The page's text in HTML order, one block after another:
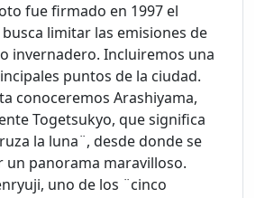
fue firmado en 1997 el
limitar las emisiones de
invernadero. Incluiremos una
puntos de la ciudad.
conoceremos Arashiyama,
Togetsukyo, que significa
la luna¨, desde donde se
un panorama maravilloso.
uno de los ¨cinco